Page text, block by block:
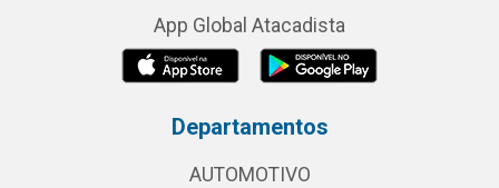
App Global Atacadista
Departamentos
AUTOMOTIVO